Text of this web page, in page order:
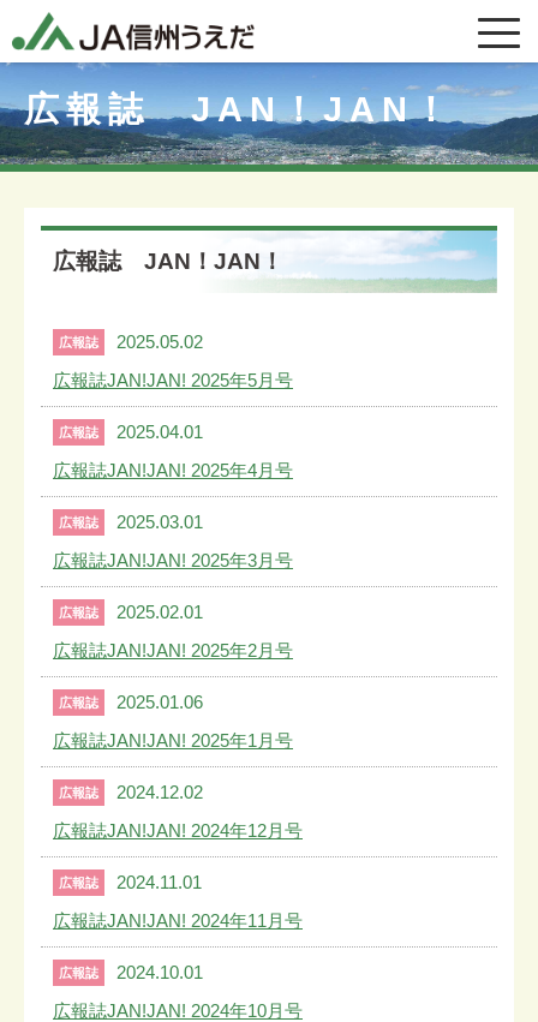
広報誌 JAN！JAN！
広報誌 JAN！JAN！
広報誌
2025.05.02
広報誌JAN!JAN! 2025年5月号
広報誌
2025.04.01
広報誌JAN!JAN! 2025年4月号
広報誌
2025.03.01
広報誌JAN!JAN! 2025年3月号
広報誌
2025.02.01
広報誌JAN!JAN! 2025年2月号
広報誌
2025.01.06
広報誌JAN!JAN! 2025年1月号
広報誌
2024.12.02
広報誌JAN!JAN! 2024年12月号
広報誌
2024.11.01
広報誌JAN!JAN! 2024年11月号
広報誌
2024.10.01
広報誌JAN!JAN! 2024年10月号